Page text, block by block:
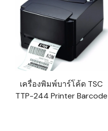
เครื่องพิมพ์บาร์โค้ด TSC
TTP-244 Printer Barcode